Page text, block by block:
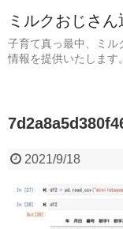
ミルクおじさん
子育て真っ最中、ミル
情報を提供いたします。
2021/9/18